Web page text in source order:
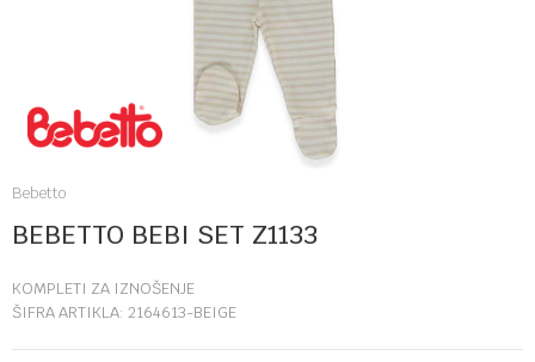
Bebetto
BEBETTO BEBI SET Z1133
KOMPLETI ZA IZNOŠENJE
ŠIFRA ARTIKLA: 2164613-BEIGE